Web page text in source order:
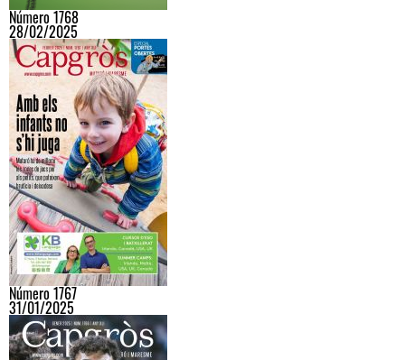
Número 1768
28/02/2025
Número 1767
31/01/2025